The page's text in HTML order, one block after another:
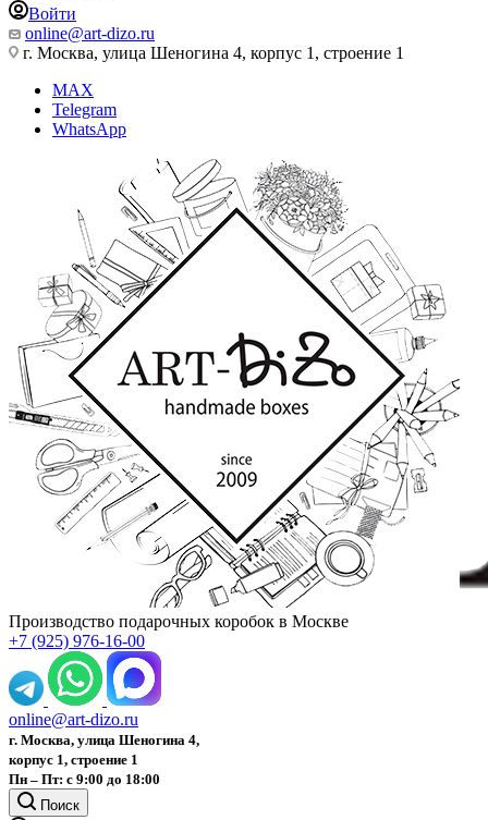
Войти
online@art-dizo.ru
г. Москва, улица Шеногина 4, корпус 1, строение 1
MAX
Telegram
WhatsApp
Производство подарочных коробок в Москве
+7 (925) 976-16-00
online@art-dizo.ru
г. Москва, улица Шеногина 4,
корпус 1, строение 1
Пн – Пт: с 9:00 до 18:00
Поиск